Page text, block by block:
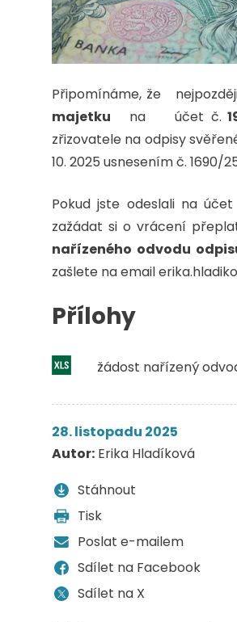
Připomínáme, že
majetku na účet č.
zřizovatele na odpisy
10. 2025 usnesením č. 1690/
Pokud jste odeslali na
zažádat si o vrácení
nařízeného odvodu
zašlete na email
Přílohy
žádost nařízený
28. listopadu 2025
Autor: Erika Hladíková
Stáhnout
Tisk
Poslat e-mailem
Sdílet na Facebook
Sdílet na X